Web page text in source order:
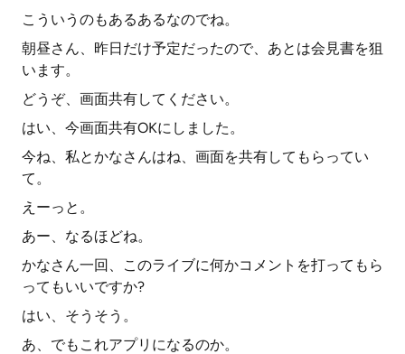
こういうのもあるあるなのでね。
朝昼さん、昨日だけ予定だったので、あとは会見書を狙
います。
どうぞ、画面共有してください。
はい、今画面共有OKにしました。
今ね、私とかなさんはね、画面を共有してもらってい
て。
えーっと。
あー、なるほどね。
かなさん一回、このライブに何かコメントを打ってもら
ってもいいですか?
はい、そうそう。
あ、でもこれアプリになるのか。